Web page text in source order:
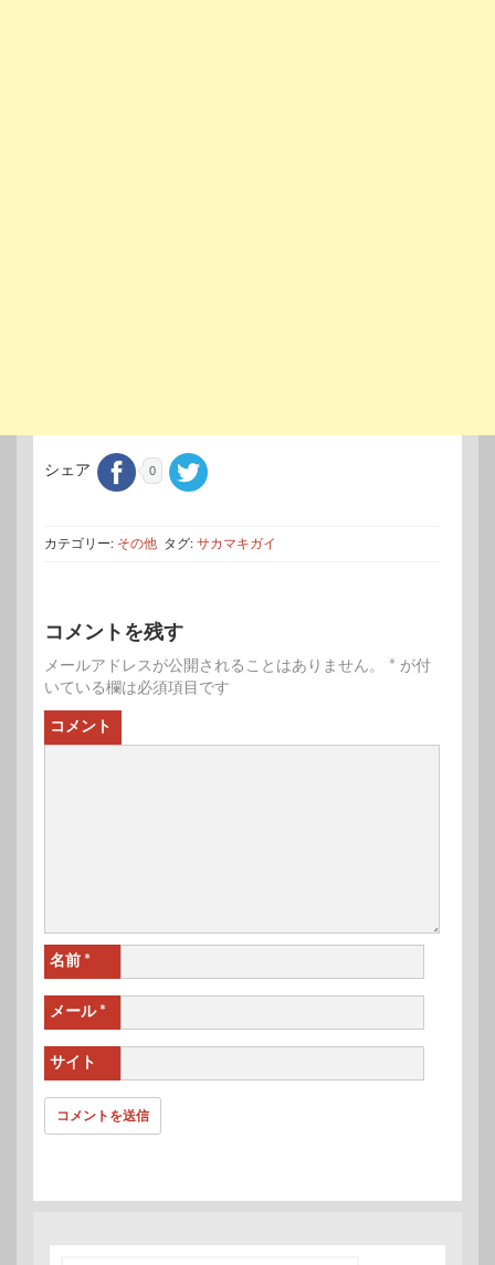
シェア 0
カテゴリー: その他 タグ: サカマキガイ
コメントを残す
メールアドレスが公開されることはありません。 * が付
いている欄は必須項目です
コメント
名前 *
メール *
サイト